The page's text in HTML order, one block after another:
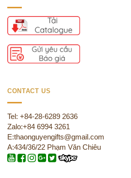
CONTACT US
Tel: +84-28-6289 2636
Zalo:+84 6994 3261
E:thaonguyengifts@gmail.com
A:434/36/22 Phạm Văn Chiêu